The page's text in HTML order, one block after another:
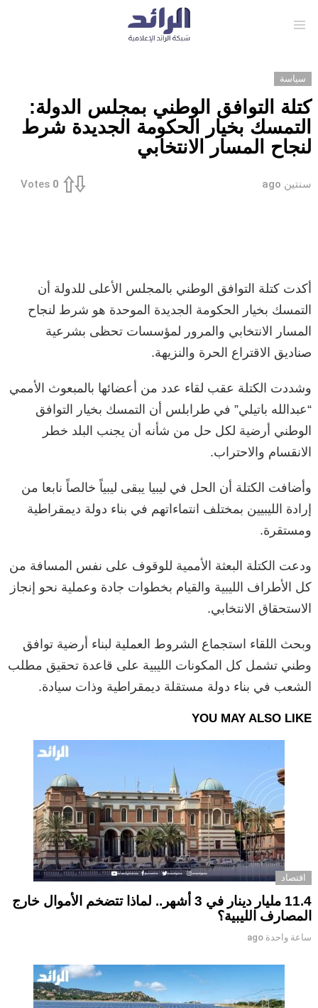
سياسة
كتلة التوافق الوطني بمجلس الدولة:
التمسك بخيار الحكومة الجديدة شرط
لنجاح المسار الانتخابي
سنتين ago 0
Votes
أكدت كتلة التوافق الوطني بالمجلس الأعلى للدولة أن
التمسك بخيار الحكومة الجديدة الموحدة هو شرط لنجاح
المسار الانتخابي والمرور لمؤسسات تحظى بشرعية
صناديق الاقتراع الحرة والنزيهة.
وشددت الكتلة عقب لقاء عدد من أعضائها بالمبعوث الأممي
“عبدالله باتيلي” في طرابلس أن التمسك بخيار التوافق
الوطني أرضية لكل حل من شأنه أن يجنب البلد خطر
الانقسام والاحتراب.
وأضافت الكتلة أن الحل في ليبيا يبقى ليبياً خالصاً نابعا من
إرادة الليبيين بمختلف انتماءاتهم في بناء دولة ديمقراطية
ومستقرة.
ودعت الكتلة البعثة الأممية للوقوف على نفس المسافة من
كل الأطراف الليبية والقيام بخطوات جادة وعملية نحو إنجاز
الاستحقاق الانتخابي.
وبحث اللقاء استجماع الشروط العملية لبناء أرضية توافق
وطني تشمل كل المكونات الليبية على قاعدة تحقيق مطلب
الشعب في بناء دولة مستقلة ديمقراطية وذات سيادة.
YOU MAY ALSO LIKE
اقتصاد
11.4 مليار دينار في 3 أشهر.. لماذا تتضخم الأموال خارج
المصارف الليبية؟
ساعة واحدة ago